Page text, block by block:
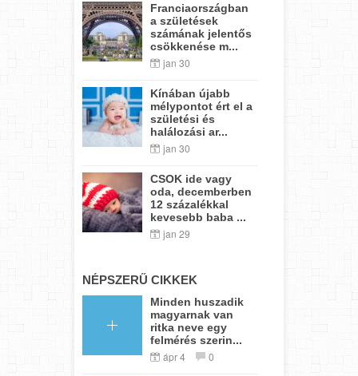
Franciaországban
a születések
számának jelentős
csökkenése m...
jan 30
Kínában újabb
mélypontot ért el a
születési és
halálozási ar...
jan 30
CSOK ide vagy
oda, decemberben
12 százalékkal
kevesebb baba ...
jan 29
NÉPSZERŰ CIKKEK
Minden huszadik
magyarnak van
ritka neve egy
felmérés szerin...
ápr 4 0